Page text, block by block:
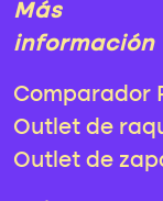
Más
información
Comparador
Outlet de
Outlet de